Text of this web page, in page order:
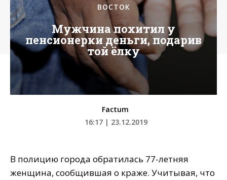
ВОСТОК
Мужчина похитил у
пенсионерки деньги, подарив
той ёлку
Factum
16:17 | 23.12.2019
В полицию города обратилась 77-летняя
женщина, сообщившая о краже. Учитывая, что